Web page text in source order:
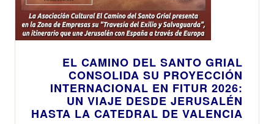
EL CAMINO DEL SANTO GRIAL
CONSOLIDA SU PROYECCIÓN
INTERNACIONAL EN FITUR 2026:
UN VIAJE DESDE JERUSALÉN
HASTA LA CATEDRAL DE VALENCIA